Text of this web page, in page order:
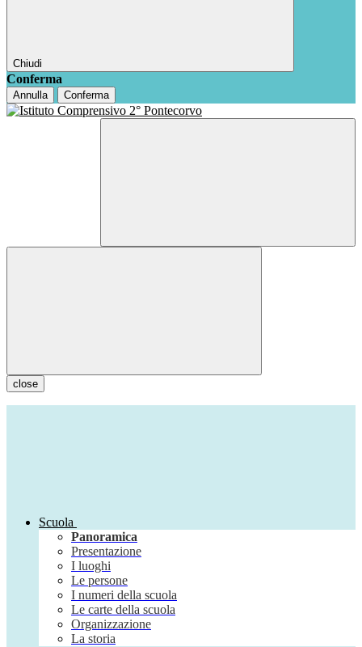
Chiudi
Conferma
Annulla Conferma
close
Scuola
Panoramica
Presentazione
I luoghi
Le persone
I numeri della scuola
Le carte della scuola
Organizzazione
La storia